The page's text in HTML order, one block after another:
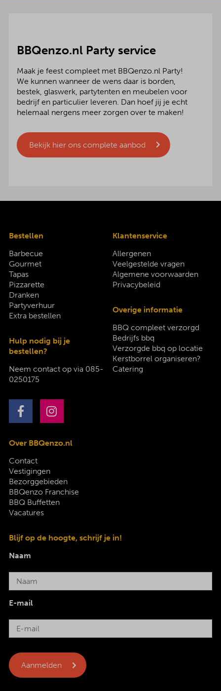
BBQenzo.nl Party service
Maak je feest compleet met BBQenzo.nl Party!
We kunnen wanneer de wens daar is borden,
bestek, glaswerk, partytenten en meubelen voor
bedrijf en particulier leveren. Dan hoef jij je echt
helemaal nergens meer zorgen over te maken!
Bekijk hier ons complete aanbod
Bestellen
Barbecue
Gourmet
Tapas
Pizzarette
Dranken
Partyverhuur
Extra bestellen
Hulp nodig bij je
bestellen?
Neem contact op via 085-
0250175
Klantenservice
Allergenen
Veelgestelde vragen
Algemene voorwaarden
Privacybeleid
Overige informatie
BBQ compleet verzorgd
Bedrijfs bbq
Verzorgde bbq op locatie
Kerstborrel organiseren?
Catering
Over BBQenzo.nl
Contact
Vestigingen
Bezorggebieden
BBQenzo Franchise
BBQ Buffetten
Vacatures
Blijf op de hoogte, schrijf je in!
Naam
E-mail